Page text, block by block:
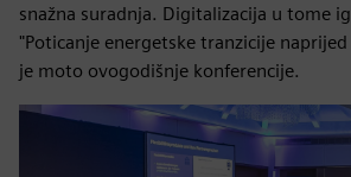
snažna suradnja. Digitalizacija u tome
"Poticanje energetske tranzicije
je moto ovogodišnje konferencije.